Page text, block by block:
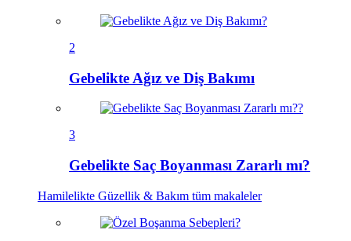
2
Gebelikte Ağız ve Diş Bakımı
3
Gebelikte Saç Boyanması Zararlı mı?
Hamilelikte Güzellik & Bakım tüm makaleler